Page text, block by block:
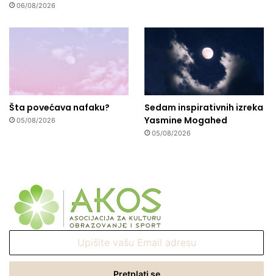
06/08/2026
Šta povećava nafaku?
05/08/2026
Sedam inspirativnih izreka
Yasmine Mogahed
05/08/2026
Email